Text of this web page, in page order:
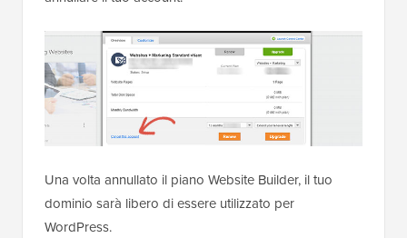
Una volta annullato il piano Website Builder, il tuo
dominio sarà libero di essere utilizzato per
WordPress.